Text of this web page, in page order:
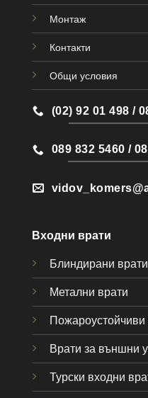
Монтаж
Контакти
Общи условия
(02) 92 01 498 /
089 832 5460 /
Входни врати
Блиндирани врати
Метални врати
Пожароустойчиви
Врати за външни
Турски входни